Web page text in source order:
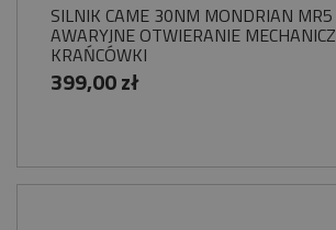
SILNIK CAME 30NM MONDRIAN
AWARYJNE OTWIERANIE
KRAŃCÓWKI
399,00 zł